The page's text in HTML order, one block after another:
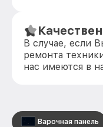
В случае, если
ремонта
нас имеются в
Варочная панель